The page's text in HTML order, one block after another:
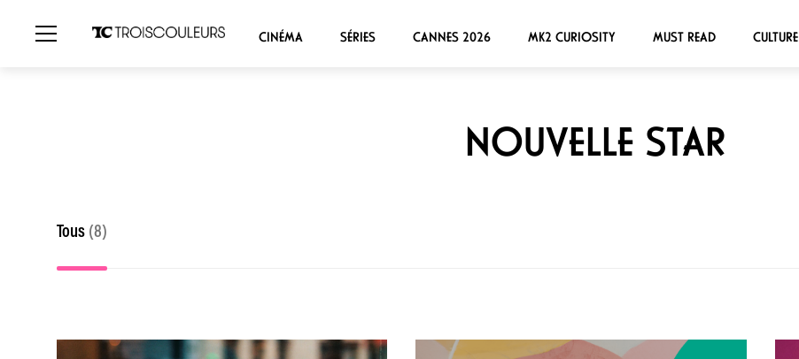
CINÉMA SÉRIES CANNES 2026 MK2 CURIOSITY MUST READ CULTURE
NOUVELLE STAR
Tous (8)